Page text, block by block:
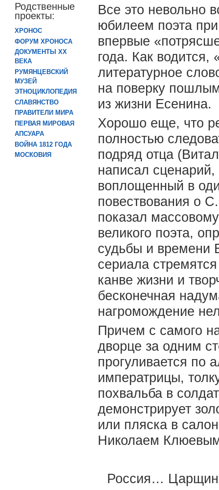
Родственные
проекты:
ХРОНОС
ФОРУМ ХРОНОСА
ДОКУМЕНТЫ XX
ВЕКА
РУМЯНЦЕВСКИЙ
МУЗЕЙ
ЭТНОЦИКЛОПЕДИЯ
СЛАВЯНСТВО
ПРАВИТЕЛИ МИРА
ПЕРВАЯ МИРОВАЯ
АПСУАРА
ВОЙНА 1812 ГОДА
МОСКОВИЯ
Все это невольно
юбилеем поэта
впервые
года. Как
литературное
на поверку
из жизни Есенина.
Хорошо еще, что
полностью
подряд отца
написал
воплощенный в
повествования о
показал
великого поэта,
судьбы и времени
сериала
канве жизни и
бесконечная
нагромождение
Причем с самого
дворце за одним
прогуливается по
императрицы,
похвальба в
демонстрирует
или пляска в
Николаем
Россия…